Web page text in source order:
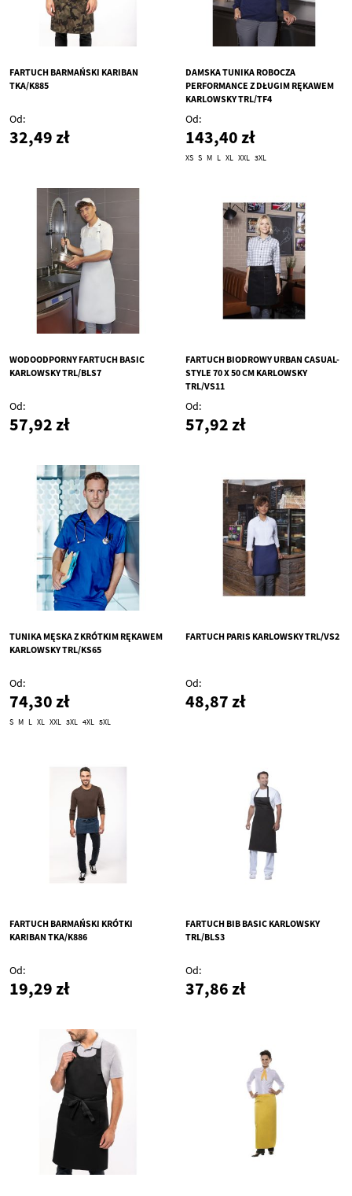
FARTUCH BARMAŃSKI KARIBAN
TKA/K885
Od
32,49 zł
DAMSKA TUNIKA ROBOCZA
PERFORMANCE Z DŁUGIM RĘKAWEM
KARLOWSKY TRL/TF4
Od
143,40 zł
XS S M L XL XXL 3XL
WODOODPORNY FARTUCH BASIC
KARLOWSKY TRL/BLS7
Od
57,92 zł
FARTUCH BIODROWY URBAN CASUAL-
STYLE 70 X 50 CM KARLOWSKY
TRL/VS11
Od
57,92 zł
TUNIKA MĘSKA Z KRÓTKIM RĘKAWEM
KARLOWSKY TRL/KS65
Od
74,30 zł
S M L XL XXL 3XL 4XL 5XL
FARTUCH PARIS KARLOWSKY TRL/VS2
Od
48,87 zł
FARTUCH BARMAŃSKI KRÓTKI
KARIBAN TKA/K886
Od
19,29 zł
FARTUCH BIB BASIC KARLOWSKY
TRL/BLS3
Od
37,86 zł